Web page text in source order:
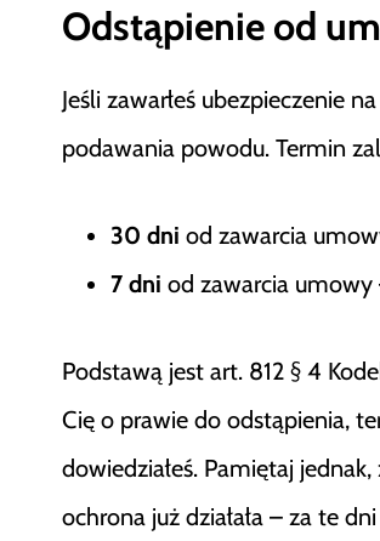
Odstąpienie od
Jeśli zawarłeś ubezpieczenie
podawania powodu. Termin
30 dni od zawarcia
7 dni od zawarcia umowy
Podstawą jest art. 812 § 4
Cię o prawie do odstąpienia,
dowiedziałeś. Pamiętaj
ochrona już działała – za te